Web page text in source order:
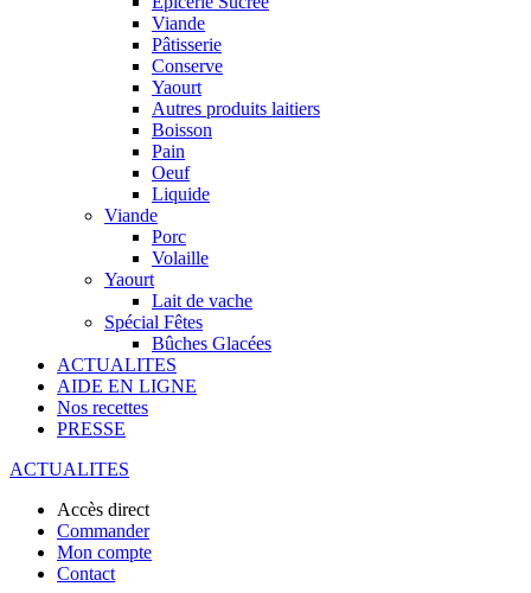
Viande
Pâtisserie
Conserve
Yaourt
Autres produits laitiers
Boisson
Pain
Oeuf
Liquide
Viande
Porc
Volaille
Yaourt
Lait de vache
Spécial Fêtes
Bûches Glacées
ACTUALITES
AIDE EN LIGNE
Nos recettes
PRESSE
ACTUALITES
Accès direct
Commander
Mon compte
Contact